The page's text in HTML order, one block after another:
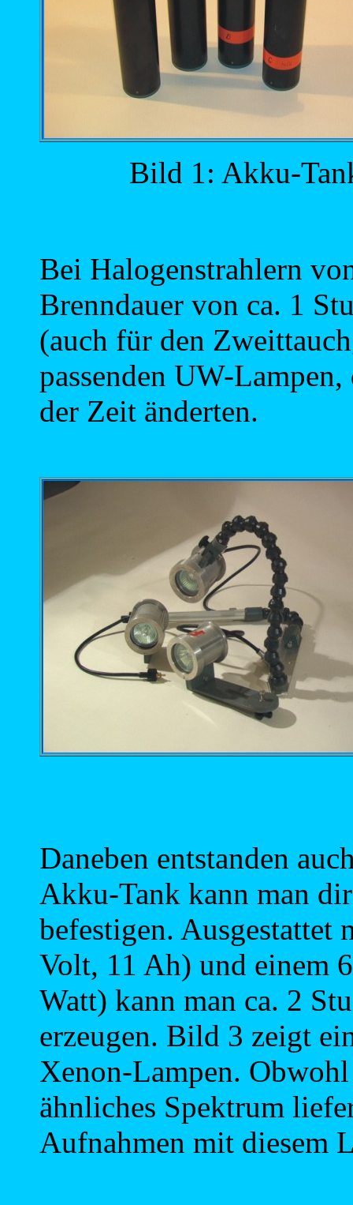
Bild 1: Akku-
Bei Halogenstrahlern
Brenndauer von ca. 1
(auch für den
passenden UW-
der Zeit änderten.
Daneben entstanden
Akku-Tank kann man
befestigen.
Volt, 11 Ah) und einem
Watt) kann man ca. 2
erzeugen. Bild 3 zeigt
Xenon-Lampen.
ähnliches Spektrum
Aufnahmen mit diesem